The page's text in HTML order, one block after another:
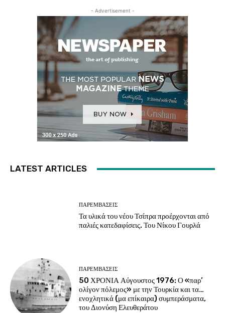
- Advertisement -
LATEST ARTICLES
ΠΑΡΕΜΒΑΣΕΙΣ
Τα υλικά του νέου Τσίπρα προέρχονται από
παλιές κατεδαφίσεις. Του Νίκου Γουρλά
ΠΑΡΕΜΒΑΣΕΙΣ
50 ΧΡΟΝΙΑ Αύγουστος 1976: Ο «παρ’
ολίγον πόλεμος» με την Τουρκία και τα…
ενοχλητικά (μα επίκαιρα) συμπεράσματα,
του Διονύση Ελευθεράτου